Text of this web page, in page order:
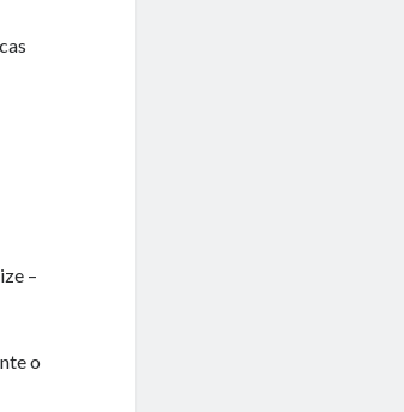
–
o